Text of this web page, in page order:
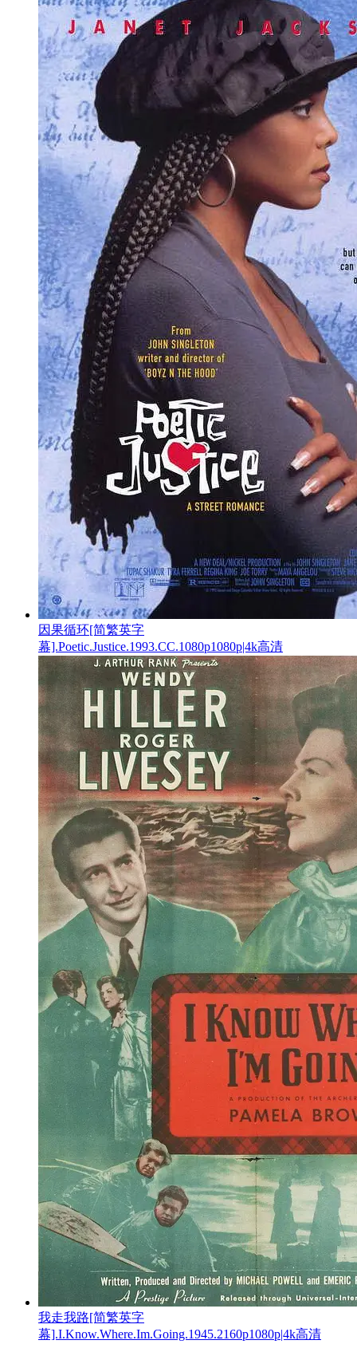
因果循环[简繁英字
幕].Poetic.Justice.1993.CC.1080p1080p|4k高清
我走我路[简繁英字
幕].I.Know.Where.Im.Going.1945.2160p1080p|4k高清